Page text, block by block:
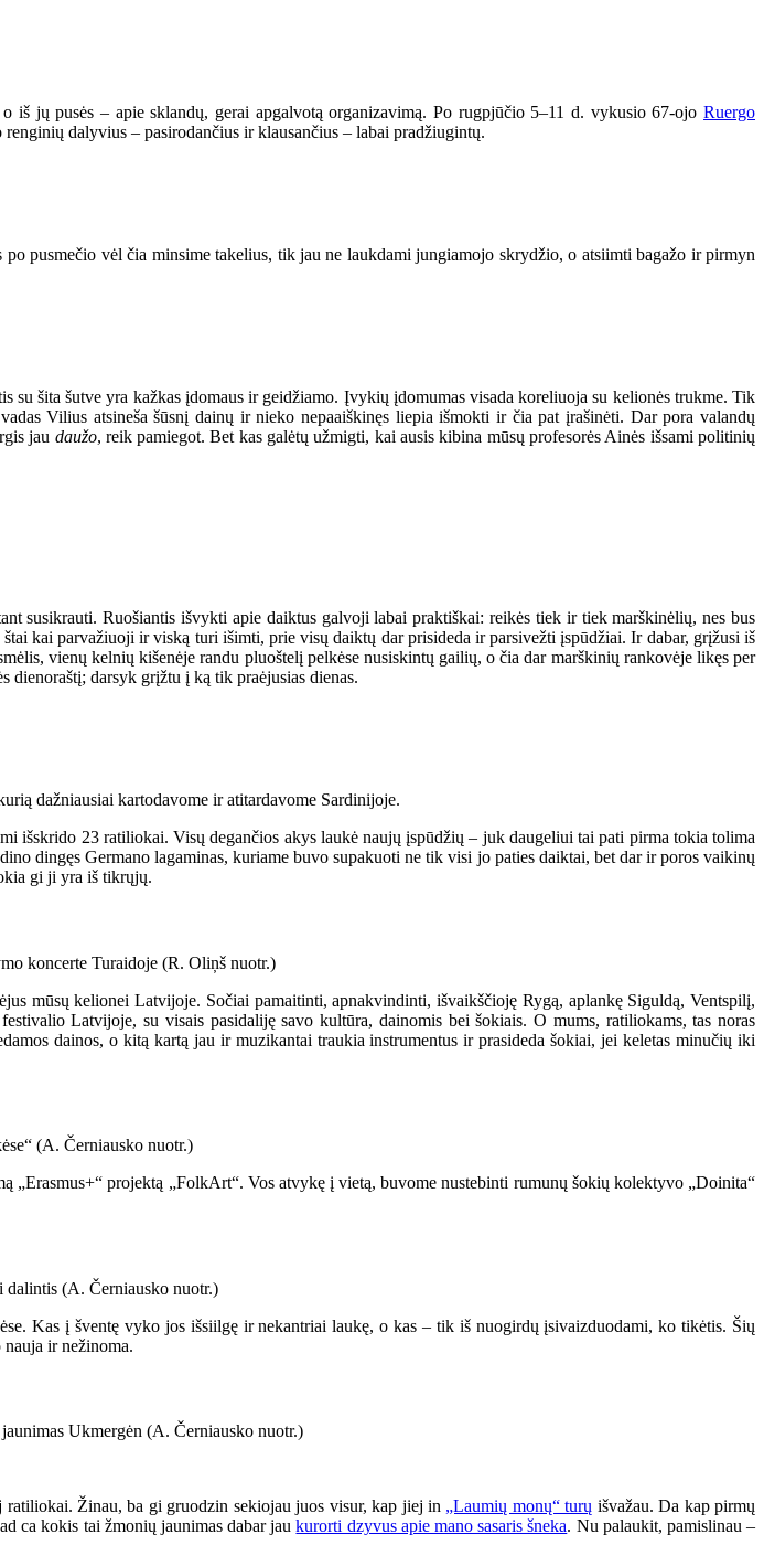
jų pusės – apie sklandų, gerai apgalvotą organizavimą. Po rugpjūčio 5–11 d. vykusio 67-ojo Ruergo
dalyvius – pasirodančius ir klausančius – labai pradžiugintų.
po pusmečio vėl čia minsime takelius, tik jau ne laukdami jungiamojo skrydžio, o atsiimti bagažo ir pirmyn
su šita šutve yra kažkas įdomaus ir geidžiamo. Įvykių įdomumas visada koreliuoja su kelionės trukme. Tik
Vilius atsineša šūsnį dainų ir nieko nepaaiškinęs liepia išmokti ir čia pat įrašinėti. Dar pora valandų
jau daužo, reik pamiegot. Bet kas galėtų užmigti, kai ausis kibina mūsų profesorės Ainės išsami politinių
susikrauti. Ruošiantis išvykti apie daiktus galvoji labai praktiškai: reikės tiek ir tiek marškinėlių, nes bus
kai parvažiuoji ir viską turi išimti, prie visų daiktų dar prisideda ir parsivežti įspūdžiai. Ir dabar, grįžusi iš
vienų kelnių kišenėje randu pluoštelį pelkėse nusiskintų gailių, o čia dar marškinių rankovėje likęs per
dienoraštį; darsyk grįžtu į ką tik praėjusias dienas.
dažniausiai kartodavome ir atitardavome Sardinijoje.
išskrido 23 ratiliokai. Visų degančios akys laukė naujų įspūdžių – juk daugeliui tai pati pirma tokia tolima
dingęs Germano lagaminas, kuriame buvo supakuoti ne tik visi jo paties daiktai, bet dar ir poros vaikinų
gi ji yra iš tikrųjų.
mūsų kelionei Latvijoje. Sočiai pamaitinti, apnakvindinti, išvaikščioję Rygą, aplankę Siguldą, Ventspilį,
Latvijoje, su visais pasidaliję savo kultūra, dainomis bei šokiais. O mums, ratiliokams, tas noras
dainos, o kitą kartą jau ir muzikantai traukia instrumentus ir prasideda šokiai, jei keletas minučių iki
projektą „FolkArt“. Vos atvykę į vietą, buvome nustebinti rumunų šokių kolektyvo „Doinita“
Kas į šventę vyko jos išsiilgę ir nekantriai laukę, o kas – tik iš nuogirdų įsivaizduodami, ko tikėtis. Šių
ir nežinoma.
Žinau, ba gi gruodzin sekiojau juos visur, kap jiej in „Laumių monų“ turų išvažau. Da kap pirmų
ca kokis tai žmonių jaunimas dabar jaukurorti dzyvus apie mano sasaris šneka. Nu palaukit, pamislinau –